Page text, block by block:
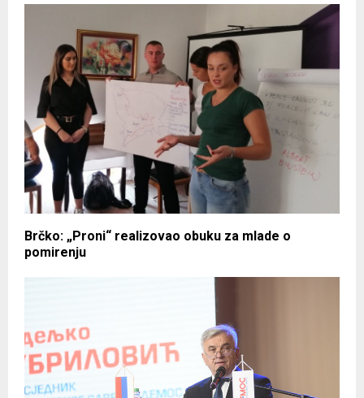
Brčko: „Proni“ realizovao obuku za mlade o
pomirenju